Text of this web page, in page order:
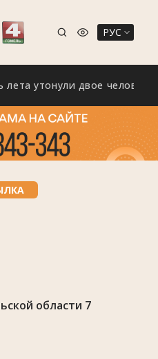
РУС
двое человек
области 7